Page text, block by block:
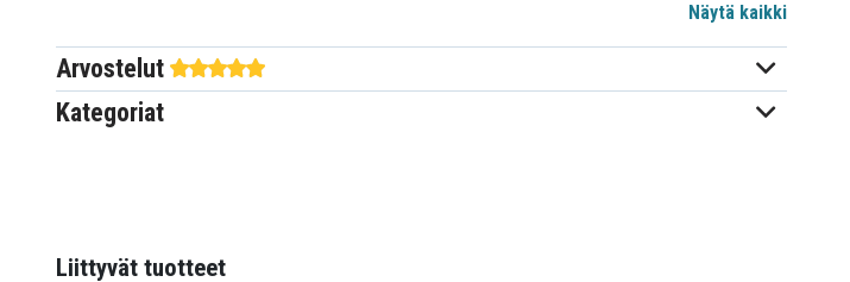
Jännite: 20V
Pin: Lenovo Slim Tip
Kaapelin pituus: 2m
Lenovo ThinkPad W550s
Näytä kaikki
Arvostelut
Kategoriat
Liittyvät tuotteet